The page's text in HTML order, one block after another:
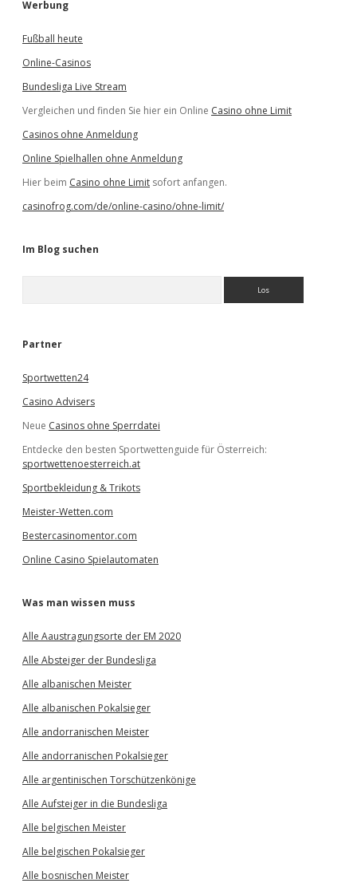
Werbung
Fußball heute
Online-Casinos
Bundesliga Live Stream
Vergleichen und finden Sie hier ein Online Casino ohne Limit
Casinos ohne Anmeldung
Online Spielhallen ohne Anmeldung
Hier beim Casino ohne Limit sofort anfangen.
casinofrog.com/de/online-casino/ohne-limit/
Im Blog suchen
e
Partner
Sportwetten24
Casino Advisers
Neue Casinos ohne Sperrdatei
Entdecke den besten Sportwettenguide für Österreich:
sportwettenoesterreich.at
Sportbekleidung & Trikots
Meister-Wetten.com
Bestercasinomentor.com
Online Casino Spielautomaten
Was man wissen muss
Alle Aaustragungsorte der EM 2020
Alle Absteiger der Bundesliga
Alle albanischen Meister
Alle albanischen Pokalsieger
Alle andorranischen Meister
Alle andorranischen Pokalsieger
Alle argentinischen Torschützenkönige
Alle Aufsteiger in die Bundesliga
Alle belgischen Meister
Alle belgischen Pokalsieger
Alle bosnischen Meister